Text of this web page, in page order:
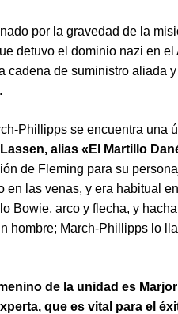
por la gravedad de la
detuvo el dominio nazi en
cadena de suministro aliada
Phillipps se encuentra una
alias «El Martillo
de Fleming para su
en las venas, y era habitual
Bowie, arco y flecha, y
hombre; March-Phillipps lo
de la unidad es
que es vital para el